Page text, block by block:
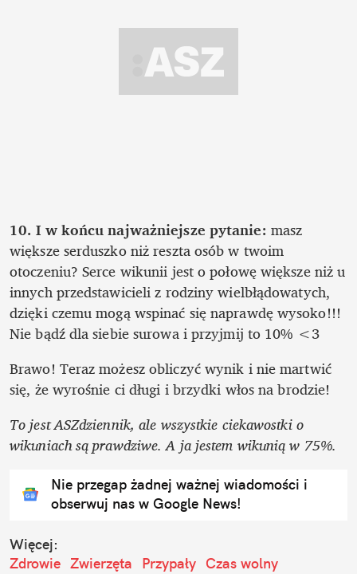
10. I w końcu najważniejsze pytanie: masz
większe serduszko niż reszta osób w twoim
otoczeniu? Serce wikunii jest o połowę większe niż u
innych przedstawicieli z rodziny wielbłądowatych,
dzięki czemu mogą wspinać się naprawdę wysoko!!!
Nie bądź dla siebie surowa i przyjmij to 10% <3
Brawo! Teraz możesz obliczyć wynik i nie martwić
się, że wyrośnie ci długi i brzydki włos na brodzie!
To jest ASZdziennik, ale wszystkie ciekawostki o
wikuniach są prawdziwe. A ja jestem wikunią w 75%.
Nie przegap żadnej ważnej wiadomości i
obserwuj nas w Google News!
Więcej:
Zdrowie Zwierzęta Przypały Czas wolny